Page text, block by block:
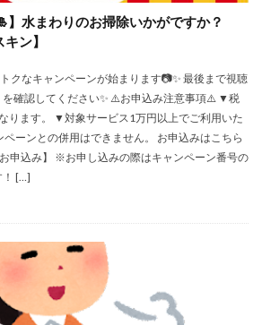
】水まわりのお掃除いかがですか？
ン】
クなキャンペーンが始まります📷✨ 最後まで視聴
を確認してください✨ ⚠️お申込み注意事項⚠️ ▼税
ります。 ▼対象サービス1万円以上でご利用いた
ーンとの併用はできません。 お申込みはこちら
申込み】 ※お申し込みの際はキャンペーン番号の
！ […]